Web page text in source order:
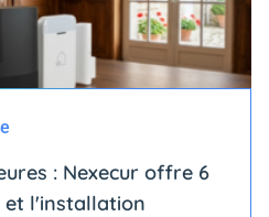
: Nexecur offre 6
et l'installation